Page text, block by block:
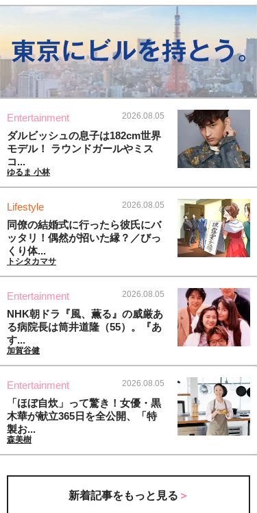
Entertainment 2026.08.05
ダルビッシュの息子は182cm世界
モデル！ ラウンドガールやミス
コ...
ゆるま 小林
Lifestyle 2026.08.05
同僚の結婚式に行ったら彼氏にバ
ッタリ！偶然が招いた縁？／びっ
くり体...
トシタカマサ
Entertainment 2026.08.05
NHK朝ドラ『風、薫る』の威厳あ
る病院長は筒井道隆（55）。『あ
す...
加賀谷健
Entertainment 2026.08.05
「ほぼ自炊」って驚き！女優・黒
木華が献立365日を全公開、「特
製お...
森美樹
新着記事をもっと見る